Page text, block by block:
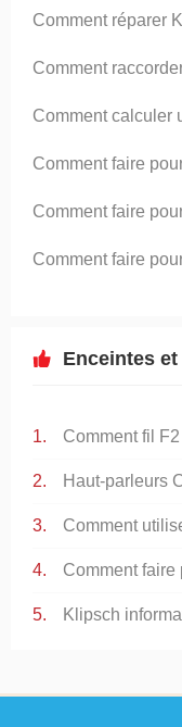
Comment réparer
Comment
Comment calculer
Comment faire
Comment faire
Comment faire
Enceintes
Comment fil
Haut-parleurs
Comment
Comment faire
Klipsch